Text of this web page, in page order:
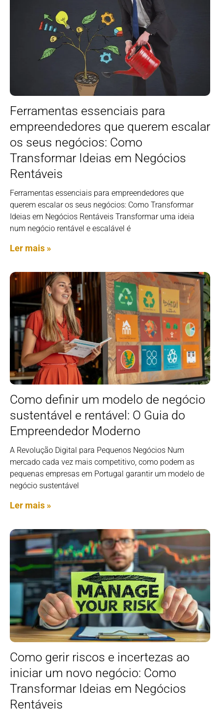
Ferramentas essenciais para
empreendedores que querem escalar
os seus negócios: Como
Transformar Ideias em Negócios
Rentáveis
Ferramentas essenciais para empreendedores que
querem escalar os seus negócios: Como Transformar
Ideias em Negócios Rentáveis Transformar uma ideia
num negócio rentável e escalável é
Ler mais »
Como definir um modelo de negócio
sustentável e rentável: O Guia do
Empreendedor Moderno
A Revolução Digital para Pequenos Negócios Num
mercado cada vez mais competitivo, como podem as
pequenas empresas em Portugal garantir um modelo de
negócio sustentável
Ler mais »
Como gerir riscos e incertezas ao
iniciar um novo negócio: Como
Transformar Ideias em Negócios
Rentáveis